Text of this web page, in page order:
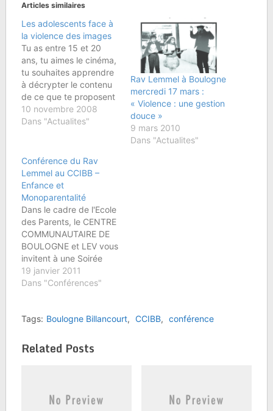
Articles similaires
Les adolescents face à
la violence des images
Tu as entre 15 et 20
ans, tu aimes le cinéma,
tu souhaites apprendre
à décrypter le contenu
de ce que te proposent
les images....Viens
passer une soirée
extraits de film et une
conférence sur
laÂ Violence des
Imagesanimée par Elie
EbidiaLe Samedi 20
Novembre…
10 novembre 2008
Dans "Actualites"
Rav Lemmel à Boulogne
mercredi 17 mars :
« Violence : une gestion
douce »
9 mars 2010
Dans "Actualites"
Conférence du Rav
Lemmel au CCIBB –
Enfance et
Monoparentalité
Dans le cadre de l'Ecole
des Parents, le CENTRE
COMMUNAUTAIRE DE
BOULOGNE et LEV vous
invitent à une Soirée
Conférence-Débat du
Rav Elie LEMMEL :
veuvage, divorce,
familles monoparentales
sont en augmentation
pistes de réflexion -- "
19 janvier 2011
Dans "Conférences"
Tags: Boulogne Billancourt, CCIBB, conférence
Related Posts